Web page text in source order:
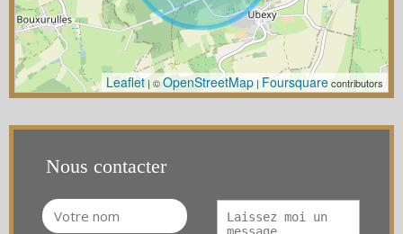
Leaflet | ©OpenStreetMap | Foursquarecontributors
Nous contacter